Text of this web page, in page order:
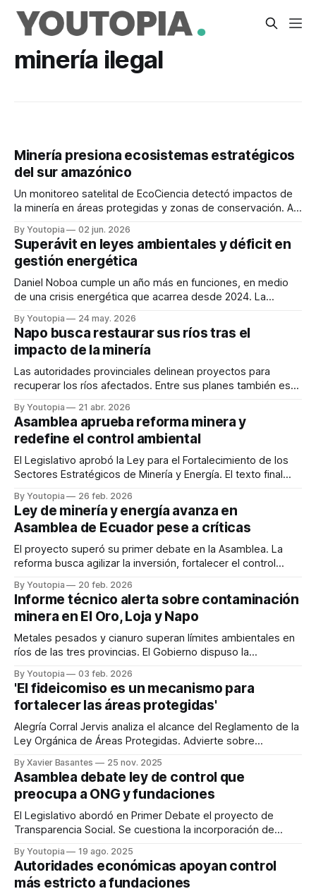
minería ilegal
Minería presiona ecosistemas estratégicos
del sur amazónico
Un monitoreo satelital de EcoCiencia detectó impactos de
la minería en áreas protegidas y zonas de conservación. Al
By Youtopia 02 jun. 2026
Superávit en leyes ambientales y déficit en
gestión energética
Daniel Noboa cumple un año más en funciones, en medio
de una crisis energética que acarrea desde 2024. La
By Youtopia 24 may. 2026
Napo busca restaurar sus ríos tras el
impacto de la minería
Las autoridades provinciales delinean proyectos para
recuperar los ríos afectados. Entre sus planes también está
By Youtopia 21 abr. 2026
Asamblea aprueba reforma minera y
redefine el control ambiental
El Legislativo aprobó la Ley para el Fortalecimiento de los
Sectores Estratégicos de Minería y Energía. El texto final
By Youtopia 26 feb. 2026
Ley de minería y energía avanza en
Asamblea de Ecuador pese a críticas
El proyecto superó su primer debate en la Asamblea. La
reforma busca agilizar la inversión, fortalecer el control
By Youtopia 20 feb. 2026
Informe técnico alerta sobre contaminación
minera en El Oro, Loja y Napo
Metales pesados y cianuro superan límites ambientales en
ríos de las tres provincias. El Gobierno dispuso la
By Youtopia 03 feb. 2026
'El fideicomiso es un mecanismo para
fortalecer las áreas protegidas'
Alegría Corral Jervis analiza el alcance del Reglamento de la
Ley Orgánica de Áreas Protegidas. Advierte sobre
By Xavier Basantes 25 nov. 2025
Asamblea debate ley de control que
preocupa a ONG y fundaciones
El Legislativo abordó en Primer Debate el proyecto de
Transparencia Social. Se cuestiona la incorporación de
By Youtopia 19 ago. 2025
Autoridades económicas apoyan control
más estricto a fundaciones